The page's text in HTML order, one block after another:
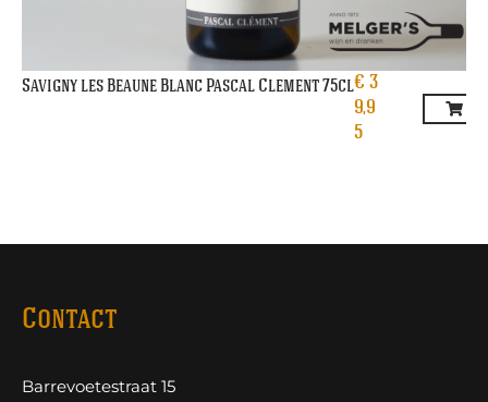
Savigny les Beaune Blanc Pascal Clement 75cl€ 3
9,9
5
Contact
Barrevoetestraat 15